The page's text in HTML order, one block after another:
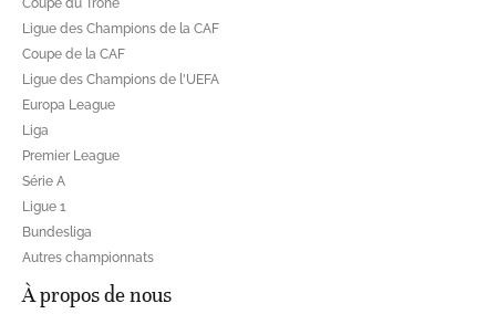
Ligue des Champions de la CAF
Coupe de la CAF
Ligue des Champions de l'UEFA
Europa League
Liga
Premier League
Série A
Ligue 1
Bundesliga
Autres championnats
À propos de nous